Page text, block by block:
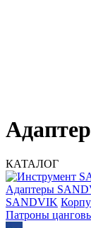
КАТАЛОГ
Адаптеры
SANDVIK
Патроны